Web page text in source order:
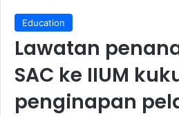
Education
Lawatan
SAC ke IIUM
penginapan